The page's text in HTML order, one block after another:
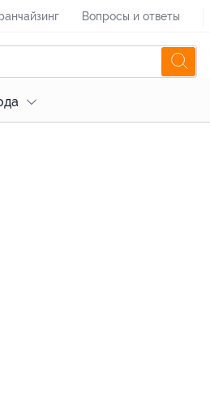
Вопросы и ответы